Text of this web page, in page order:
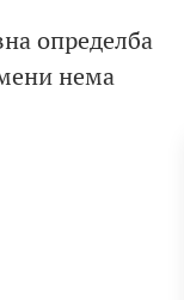
определба
нема